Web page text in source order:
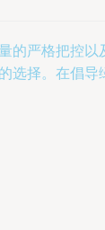
严格把控
择。在倡